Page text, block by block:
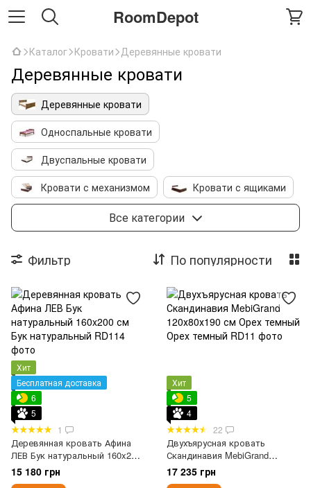
RoomDepot
Каталог Кровати Деревянные кровати
Деревянные кровати
Деревянные кровати
Односпальные кровати
Двуспальные кровати
Кровати с механизмом
Кровати с ящиками
Детские кровати
Двухъярусные кровати
Кровати с мягким изголовьем
Каркасы
Все категории
Фильтр По популярности
Хит
Бесплатная доставка
6
5
1
Деревянная кровать Афина
ЛЕВ Бук натуральный 160x200
см
15 180 грн
Хит
5
4
22
Двухъярусная кровать
Скандинавия MebiGrand
120х80х190 см Орех темный
17 235 грн